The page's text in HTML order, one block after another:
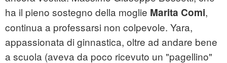
ha il pieno sostegno della moglie Marita Comi,
continua a professarsi non colpevole. Yara,
appassionata di ginnastica, oltre ad andare bene
a scuola (aveva da poco ricevuto un "pagellino"